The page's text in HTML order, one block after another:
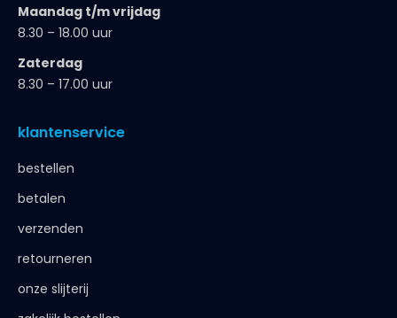
Maandag t/m vrijdag
8.30 – 18.00 uur
Zaterdag
8.30 – 17.00 uur
klantenservice
bestellen
betalen
verzenden
retourneren
onze slijterij